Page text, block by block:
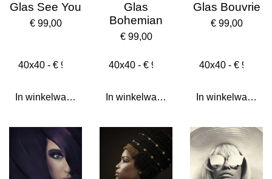
Glas See You
€ 99,00
In winkelwagen
Glas
Bohemian
€ 99,00
In winkelwagen
Glas Bouvrie
€ 99,00
In winkelwagen